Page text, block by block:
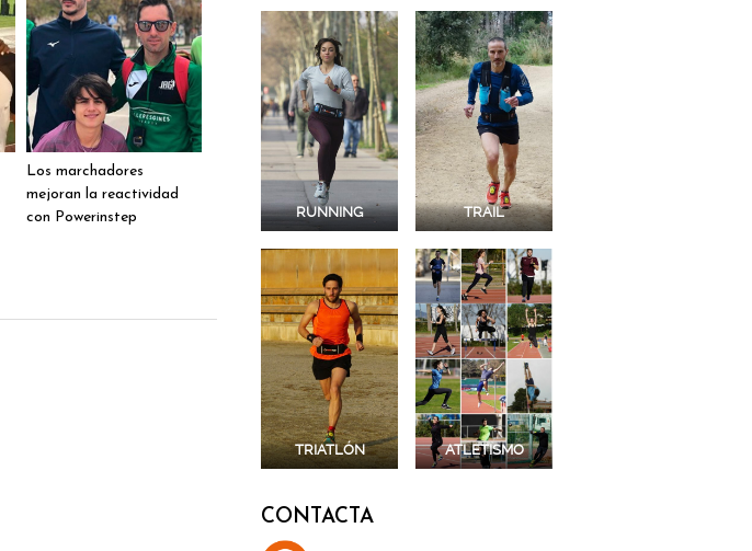
Los marchadores
mejoran la reactividad
con Powerinstep
RUNNING TRAIL
TRIATLÓN ATLETISMO
CONTACTA